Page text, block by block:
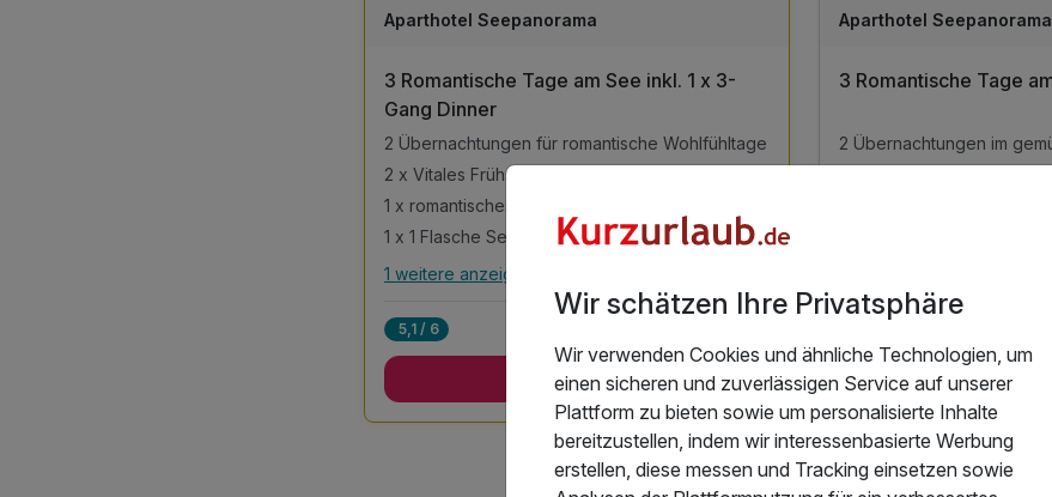
Aparthotel Seepanorama
3 Romantische Tage am See inkl. 1 x 3-
Gang Dinner
2 Übernachtungen für romantische Wohlfühltage
2 x Vitales Frühstück mit traumhaftem Seeblick
1 x romantisches 3-Gang-Dinner am 2. Abend
1 x 1 Flasche Sekt für prickelnde Momente zu zweit
Alle Inklusivleistungen
2 Übernachtungen für romantische Wohlfühltage
2 x Vitales Frühstück mit traumhaftem Seeblick
1 x romantisches 3-Gang-Dinner am 2. Abend
1 x 1 Flasche Sekt für prickelnde Momente zu
1 weitere anzeigen
5,1 / 6
Zum Angebot
Aparthotel Seepanorama
3 Romantische Tage
2 Übernachtungen im
2 x Vitales Frühstück mit
1 x 1 Flasche Sekt für
inkl. Entspannen in
2 Übernachtungen im
2 x Vitales Frühstück mit
1 x 1 Flasche Sekt für
inkl. Entspannen in
-Genuss bis zum Abend
Zum
24 Angebotefür Urlaub mit Hund
Wir schätzen Ihre Privatsphäre
Wir verwenden Cookies und ähnliche Technologien, um
einen sicheren und zuverlässigen Service auf unserer
Plattform zu bieten sowie um personalisierte Inhalte
bereitzustellen, indem wir interessenbasierte Werbung
erstellen, diese messen und Tracking einsetzen sowie